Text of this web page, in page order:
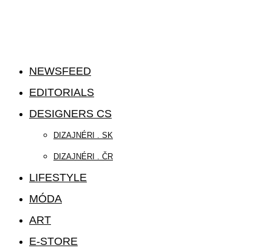
NEWSFEED
EDITORIALS
DESIGNERS CS
DIZAJNÉRI . SK
DIZAJNÉRI . ČR
LIFESTYLE
MÓDA
ART
E-STORE